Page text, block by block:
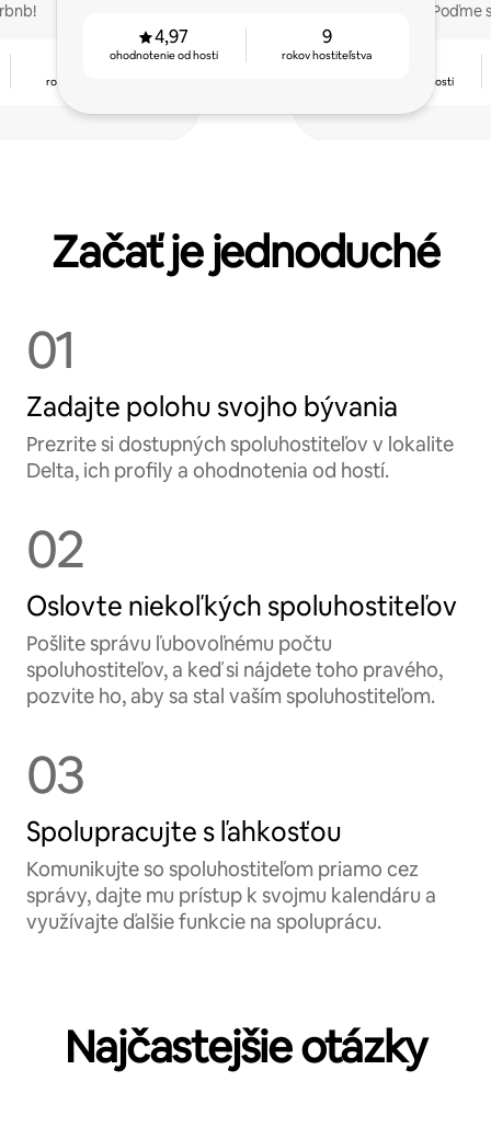
rokov hostiteľstva
4,97
ohodnotenie od hostí
9
rokov hostiteľstva
hosťami.
ohodnotenie od hostí
Začať je jednoduché
01
Zadajte polohu svojho bývania
Prezrite si dostupných spoluhostiteľov v lokalite
Delta, ich profily a ohodnotenia od hostí.
02
Oslovte niekoľkých spoluhostiteľov
Pošlite správu ľubovoľnému počtu
spoluhostiteľov, a keď si nájdete toho pravého,
pozvite ho, aby sa stal vaším spoluhostiteľom.
03
Spolupracujte s ľahkosťou
Komunikujte so spoluhostiteľom priamo cez
správy, dajte mu prístup k svojmu kalendáru a
využívajte ďalšie funkcie na spoluprácu.
Najčastejšie otázky